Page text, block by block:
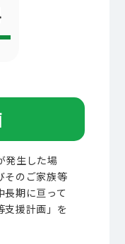
発生した場
そのご家族等
長期に亘って
支援計画」を